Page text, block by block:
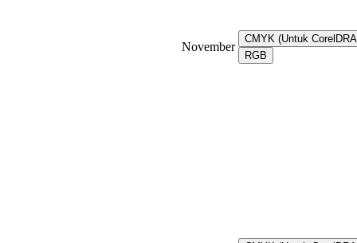
November
CMYK (Untuk
RGB